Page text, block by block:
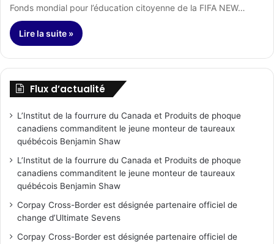
Fonds mondial pour l’éducation citoyenne de la FIFA NEW…
Lire la suite »
Flux d’actualité
L’Institut de la fourrure du Canada et Produits de phoque
canadiens commanditent le jeune monteur de taureaux
québécois Benjamin Shaw
L’Institut de la fourrure du Canada et Produits de phoque
canadiens commanditent le jeune monteur de taureaux
québécois Benjamin Shaw
Corpay Cross-Border est désignée partenaire officiel de
change d’Ultimate Sevens
Corpay Cross-Border est désignée partenaire officiel de